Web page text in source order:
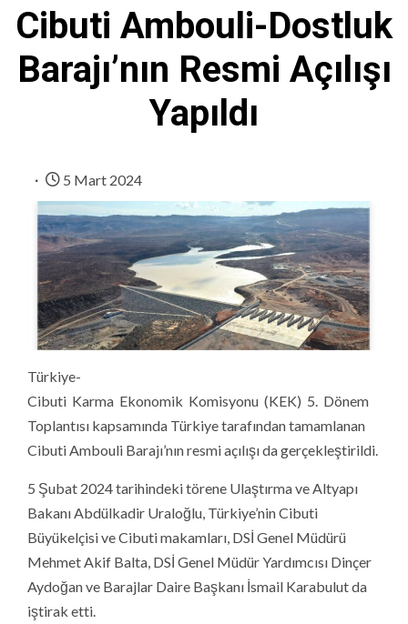
Cibuti Ambouli-Dostluk
Barajı’nın Resmi Açılışı
Yapıldı
5 Mart 2024
Türkiye-
Cibuti Karma Ekonomik Komisyonu (KEK) 5. Dönem
Toplantısı kapsamında Türkiye tarafından tamamlanan
Cibuti Ambouli Barajı’nın resmi açılışı da gerçekleştirildi.
5 Şubat 2024 tarihindeki törene Ulaştırma ve Altyapı
Bakanı Abdülkadir Uraloğlu, Türkiye’nin Cibuti
Büyükelçisi ve Cibuti makamları, DSİ Genel Müdürü
Mehmet Akif Balta, DSİ Genel Müdür Yardımcısı Dinçer
Aydoğan ve Barajlar Daire Başkanı İsmail Karabulut da
iştirak etti.